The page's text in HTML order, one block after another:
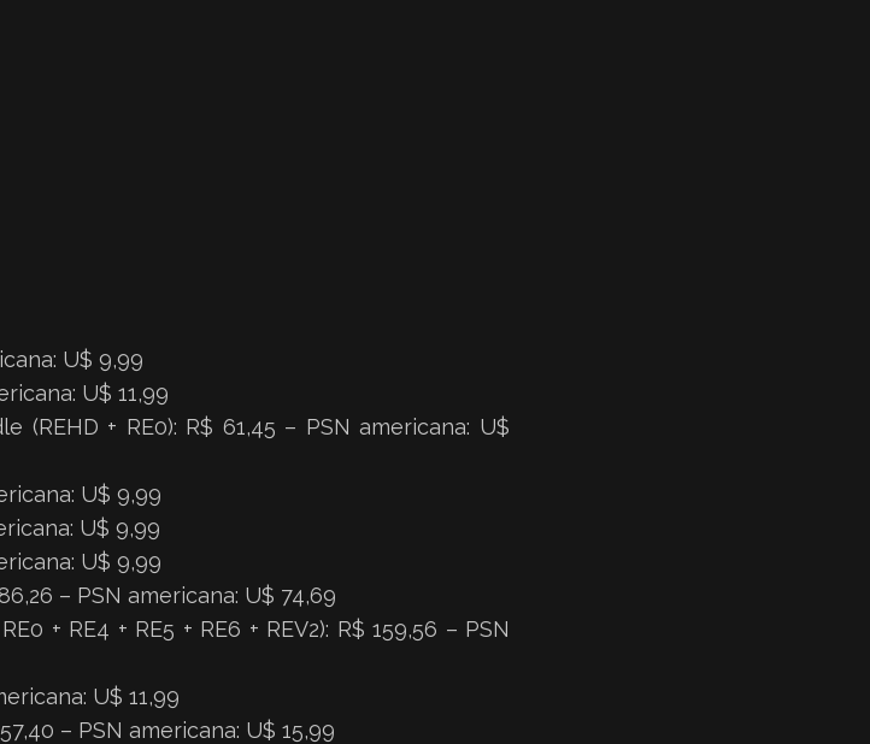
U$ 9,99
U$ 11,99
(REHD + RE0): R$ 61,45 – PSN americana: U$
U$ 9,99
U$ 9,99
U$ 9,99
– PSN americana: U$ 74,69
+ RE4 + RE5 + RE6 + REV2): R$ 159,56 – PSN
U$ 11,99
– PSN americana: U$ 15,99